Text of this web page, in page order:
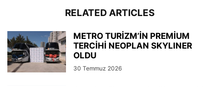
RELATED ARTICLES
METRO TURİZM’İN PREMİUM
TERCİHİ NEOPLAN SKYLINER
OLDU
30 Temmuz 2026